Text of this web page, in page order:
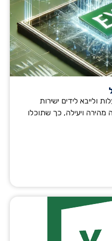
ולייבא לידים ישירות
ויעילה, כך שתוכלו